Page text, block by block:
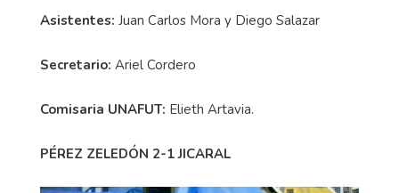
Asistentes: Juan Carlos Mora y Diego Salazar
Secretario: Ariel Cordero
Comisaria UNAFUT: Elieth Artavia.
PÉREZ ZELEDÓN 2-1 JICARAL